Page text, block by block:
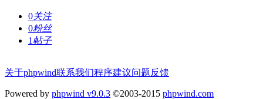
0关注
0粉丝
1 帖子
关于phpwind联系我们程序建议问题反馈
Powered by phpwind v9.0.3 ©2003-2015 phpwind.com